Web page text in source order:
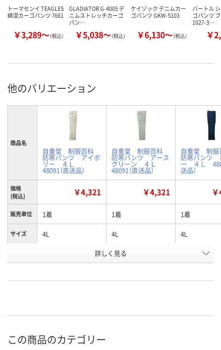
トーマセンイ TEAGLES
綿混カーゴパンツ 7661
￥3,289～（税込）
GLADIATOR G-4005 デ
ニムストレッチカーゴ
パン…
￥5,038～（税込）
ケイゾック デニムカー
ゴパンツ GKW-5103
￥6,130～（税込）
バートル
ゴパンツ
1027-3…
￥
他のバリエーション
商品名
自重堂 制服百科
防寒パンツ アイボ
リー ４Ｌ
48091（直送品）
自重堂 制服百科
防寒パンツ アース
グリーン ４Ｌ
48091（直送品）
自重堂 制
防寒パンツ
ー ４Ｌ
送品）
価格
(税込)
￥4,321 ￥4,321
販売単位 1着 1着 1着
サイズ 4L 4L 4L
アースグリーン ネービー
号
お届け日 8月24日（月）
詳しく見る
この商品のカテゴリー